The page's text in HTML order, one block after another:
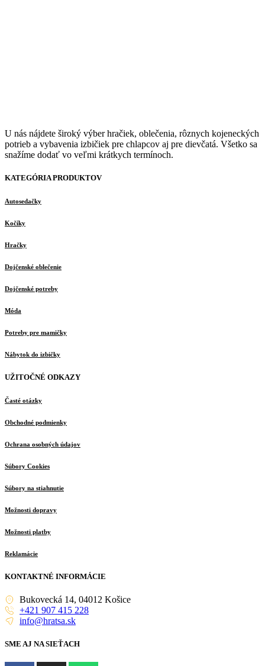
U nás nájdete široký výber hračiek, oblečenia, rôznych kojeneckých
potrieb a vybavenia izbičiek pre chlapcov aj pre dievčatá. Všetko sa
snažíme dodať vo veľmi krátkych termínoch.
KATEGÓRIA PRODUKTOV
Autosedačky
Kočíky
Hračky
Dojčenské oblečenie
Dojčenské potreby
Móda
Potreby pre mamičky
Nábytok do izbičky
UŽITOČNÉ ODKAZY
Časté otázky
Obchodné podmienky
Ochrana osobných údajov
Súbory Cookies
Súbory na stiahnutie
Možnosti dopravy
Možnosti platby
Reklamácie
KONTAKTNÉ INFORMÁCIE
Bukovecká 14, 04012 Košice
+421 907 415 228
info@hratsa.sk
SME AJ NA SIEŤACH